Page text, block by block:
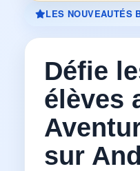
LES NOUVEAUTÉS
Défie
élèves
sur